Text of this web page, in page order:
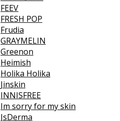
FEEV
FRESH POP
Frudia
GRAYMELIN
Greenon
Heimish
Holika Holika
Jinskin
INNISFREE
Im sorry for my skin
JsDerma